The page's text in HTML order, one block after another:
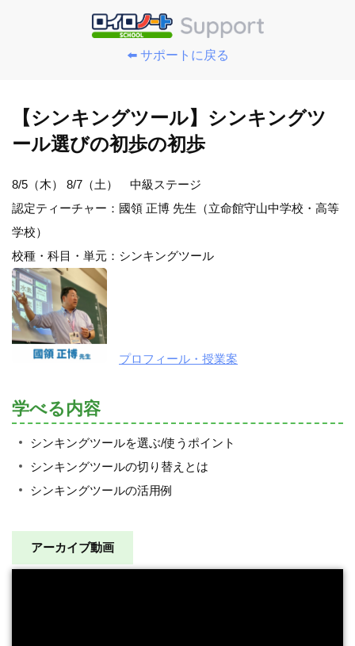
⬅️ サポートに戻る
【シンキングツール】シンキングツ
ール選びの初歩の初歩
8/5（木） 8/7（土） 中級ステージ
認定ティーチャー：國領 正博 先生（立命館守山中学校・高等
学校）
校種・科目・単元：シンキングツール
プロフィール・授業案
学べる内容
シンキングツールを選ぶ/使うポイント
シンキングツールの切り替えとは
シンキングツールの活用例
アーカイブ動画